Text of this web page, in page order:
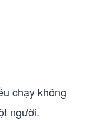
chạy không
người.